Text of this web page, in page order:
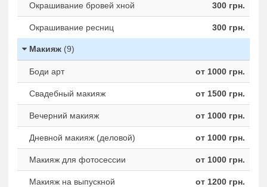
Окрашивание бровей хной 300 грн.
Окрашивание ресниц 300 грн.
Макияж (9)
Боди арт от 1000 грн.
Свадебный макияж от 1500 грн.
Вечерний макияж от 1000 грн.
Дневной макияж (деловой) от 1000 грн.
Макияж для фотосессии от 1000 грн.
Макияж на выпускной от 1200 грн.